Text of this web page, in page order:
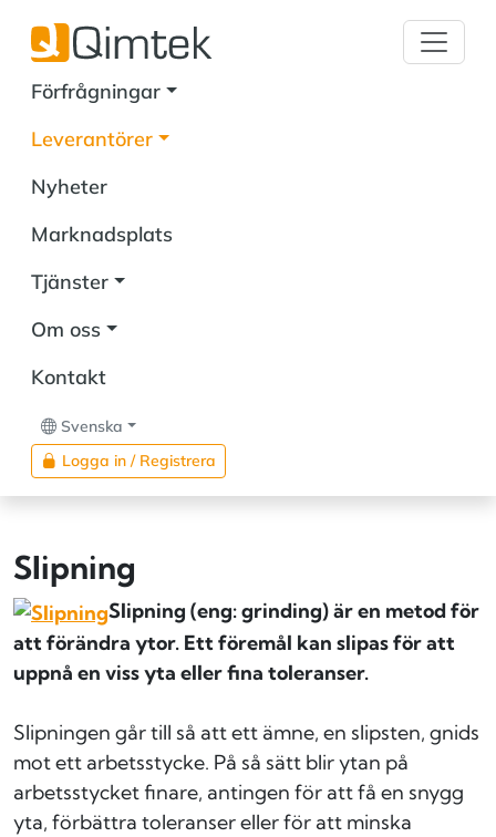
Förfrågningar
Leverantörer
Nyheter
Marknadsplats
Tjänster
Om oss
Kontakt
Svenska
Logga in / Registrera
Slipning
Slipning (eng: grinding) är en metod för
att förändra ytor. Ett föremål kan slipas för att
uppnå en viss yta eller fina toleranser.
Slipningen går till så att ett ämne, en slipsten, gnids
mot ett arbetsstycke. På så sätt blir ytan på
arbetsstycket finare, antingen för att få en snygg
yta, förbättra toleranser eller för att minska